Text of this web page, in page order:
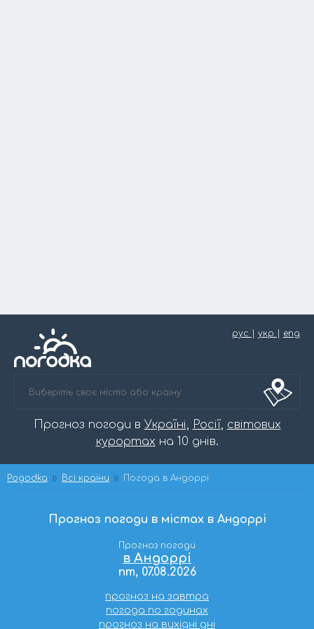
рус укр eng
Прогноз погоди в Україні, Росії, світових
курортах на 10 днів.
Pogodka Всі країни Погода в Андоррі
Прогноз погоди в містах в Андоррі
Прогноз погоди
в Андоррі
пт, 07.08.2026
прогноз на завтра
погода по годинах
прогноз на вихідні дні